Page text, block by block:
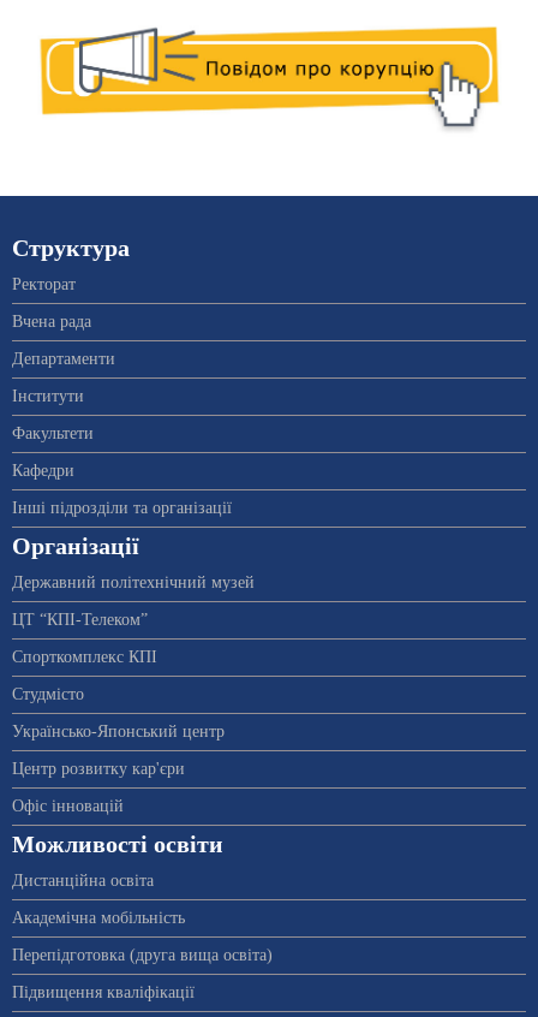
Структура
Ректорат
Вчена рада
Департаменти
Інститути
Факультети
Кафедри
Інші підрозділи та організації
Організації
Державний політехнічний музей
ЦТ “КПІ-Телеком”
Спорткомплекс КПІ
Студмісто
Українсько-Японський центр
Центр розвитку кар'єри
Офіс інновацій
Можливості освіти
Дистанційна освіта
Академічна мобільність
Перепідготовка (друга вища освіта)
Підвищення кваліфікації